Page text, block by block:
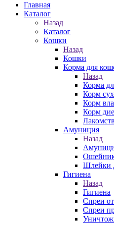
Главная
Каталог
Назад
Каталог
Кошки
Назад
Кошки
Корма для
Назад
Корма
Корм
Корм
Корм
Амуниция
Назад
Шлейки
Гигиена
Назад
Гигиена
Спреи
Спреи